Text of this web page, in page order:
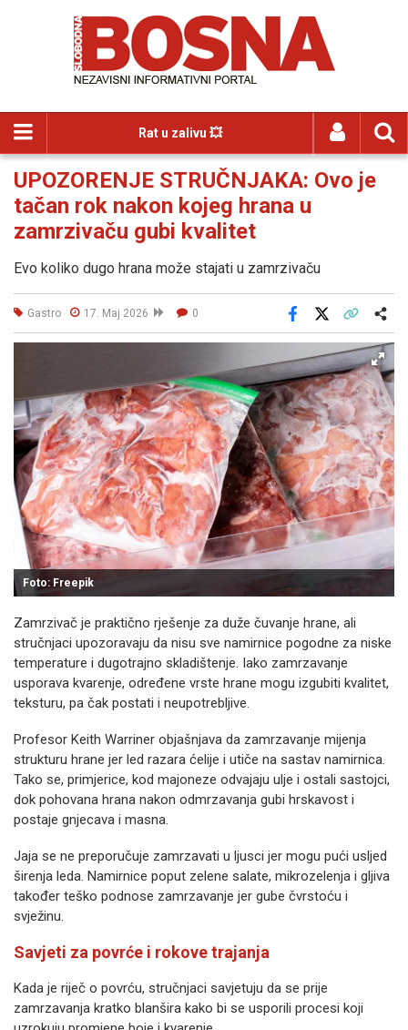
Rat u zalivu 💥
UPOZORENJE STRUČNJAKA: Ovo je
tačan rok nakon kojeg hrana u
zamrzivaču gubi kvalitet
Evo koliko dugo hrana može stajati u zamrzivaču
Gastro 17. Maj 2026 0
Facebook
Foto: Freepik
Zamrzivač je praktično rješenje za duže čuvanje hrane, ali
stručnjaci upozoravaju da nisu sve namirnice pogodne za niske
temperature i dugotrajno skladištenje. Iako zamrzavanje
usporava kvarenje, određene vrste hrane mogu izgubiti kvalitet,
teksturu, pa čak postati i neupotrebljive.
Profesor Keith Warriner objašnjava da zamrzavanje mijenja
strukturu hrane jer led razara ćelije i utiče na sastav namirnica.
Tako se, primjerice, kod majoneze odvajaju ulje i ostali sastojci,
dok pohovana hrana nakon odmrzavanja gubi hrskavost i
postaje gnjecava i masna.
Jaja se ne preporučuje zamrzavati u ljusci jer mogu pući usljed
širenja leda. Namirnice poput zelene salate, mikrozelenja i gljiva
također teško podnose zamrzavanje jer gube čvrstoću i
svježinu.
Savjeti za povrće i rokove trajanja
Kada je riječ o povrću, stručnjaci savjetuju da se prije
zamrzavanja kratko blanšira kako bi se usporili procesi koji